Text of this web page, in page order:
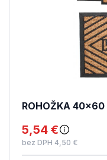
ROHOŽKA 40x60
5,54 €
bez DPH 4,50 €